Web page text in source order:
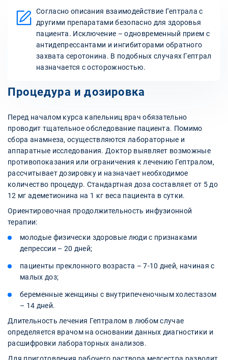
Согласно описания взаимодействие Гептрала с
другими препаратами безопасно для здоровья
пациента. Исключение – одновременный прием с
антидепрессантами и ингибиторами обратного
захвата серотонина. В подобных случаях Гептрал
назначается с осторожностью.
Процедура и дозировка
Перед началом курса капельниц врач обязательно
проводит тщательное обследование пациента. Помимо
сбора анамнеза, осуществляются лабораторные и
аппаратные исследования. Доктор выявляет возможные
противопоказания или ограничения к лечению Гептралом,
рассчитывает дозировку и назначает необходимое
количество процедур. Стандартная доза составляет от 5 до
12 мг адеметионина на 1 кг веса пациента в сутки.
Ориентировочная продолжительность инфузионной
терапии:
молодые физически здоровые люди с признаками
депрессии – 20 дней;
пациенты преклонного возраста – 7-10 дней, начиная с
малых доз;
беременные женщины с внутрипеченочным холестазом
– 14 дней.
Длительность лечения Гептралом в любом случае
определяется врачом на основании данных диагностики и
расшифровки лабораторных анализов.